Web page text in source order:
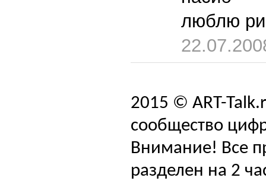
люблю
2015 © ART-
сообщество
Внимание! Все
разделен на 2